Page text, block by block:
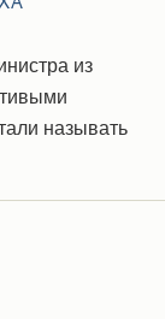
из
называть